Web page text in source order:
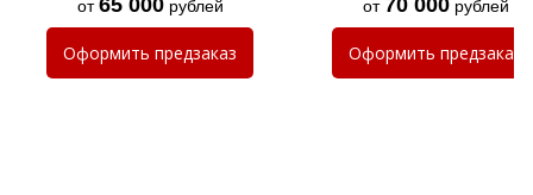
Хочу такую
от рублей
Оформить предзаказ
от рублей
Оформить предзаказ